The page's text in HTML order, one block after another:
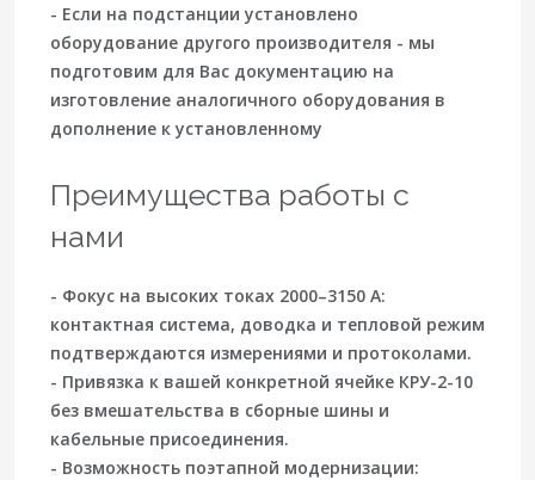
- Если на подстанции установлено
оборудование другого производителя - мы
подготовим для Вас документацию на
изготовление аналогичного оборудования в
дополнение к установленному
Преимущества работы с
нами
- Фокус на высоких токах 2000–3150 А:
контактная система, доводка и тепловой режим
подтверждаются измерениями и протоколами.
- Привязка к вашей конкретной ячейке КРУ-2-10
без вмешательства в сборные шины и
кабельные присоединения.
- Возможность поэтапной модернизации: